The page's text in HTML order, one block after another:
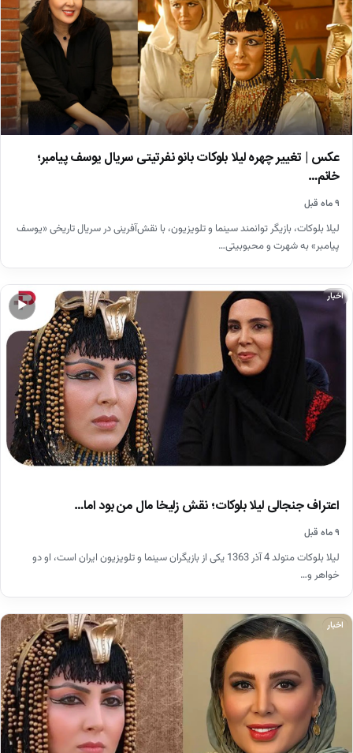
عکس | تغییر چهره لیلا بلوکات بانو نفرتیتی سریال یوسف پیامبر؛
خانم…
۹ ماه قبل
لیلا بلوکات، بازیگر توانمند سینما و تلویزیون، با نقش‌آفرینی در سریال تاریخی «یوسف
پیامبر» به شهرت و محبوبیتی…
▶
اخبار
اعتراف جنجالی لیلا بلوکات؛ نقش زلیخا مال من بود اما…
۹ ماه قبل
لیلا بلوکات متولد 4 آذر 1363 یکی از بازیگران سینما و تلویزیون ایران است، او دو
خواهر و…
اخبار